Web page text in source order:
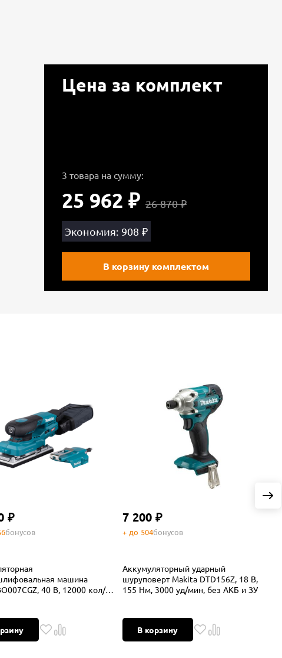
Цена за комплект
3 товара на сумму:
25 962 ₽ 26 870 ₽
Экономия: 908 ₽
В корзину комплектом
₽
бонусов
машина
40 В, 12000 кол/
7 200 ₽
+ до 504бонусов
Аккумуляторный ударный
шуруповерт Makita DTD156Z, 18 В,
155 Нм, 3000 уд/мин, без АКБ и ЗУ
В корзину